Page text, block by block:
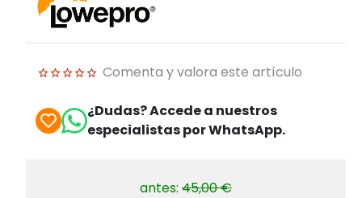
Comenta y valora este artículo
¿Dudas? Accede a nuestros
especialistas por WhatsApp.
antes: 45,00 €